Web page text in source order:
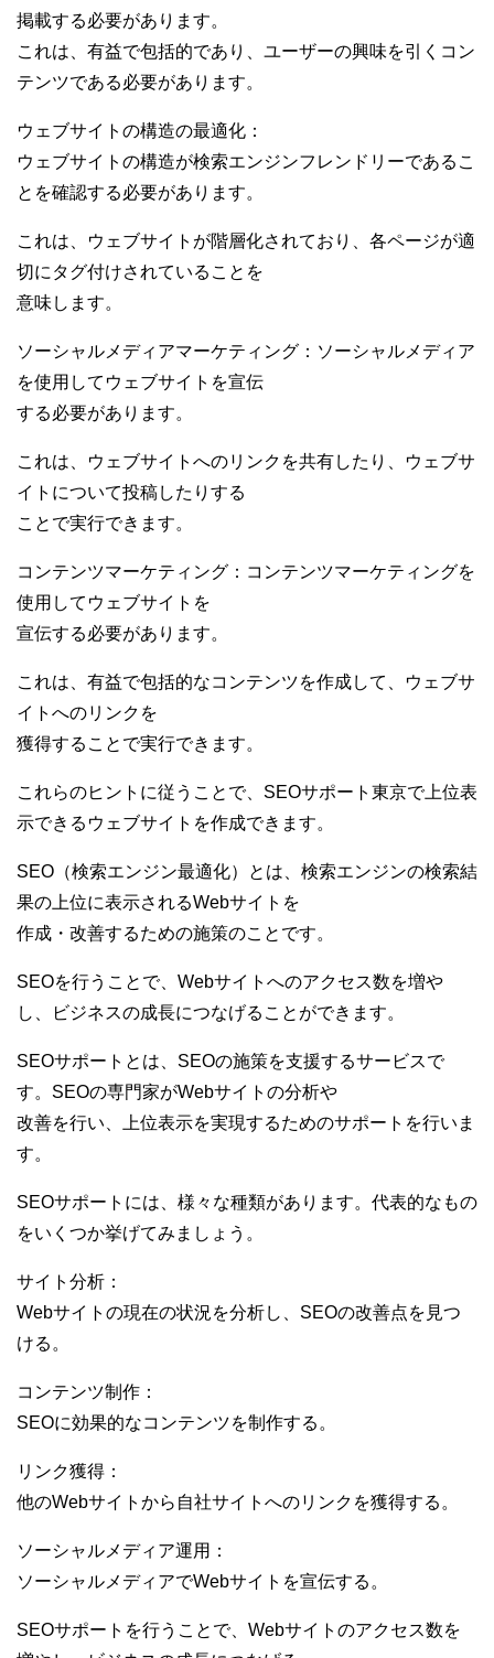
掲載する必要があります。
これは、有益で包括的であり、ユーザーの興味を引くコン
テンツである必要があります。
ウェブサイトの構造の最適化：
ウェブサイトの構造が検索エンジンフレンドリーであるこ
とを確認する必要があります。
これは、ウェブサイトが階層化されており、各ページが適
切にタグ付けされていることを
意味します。
ソーシャルメディアマーケティング：ソーシャルメディア
を使用してウェブサイトを宣伝
する必要があります。
これは、ウェブサイトへのリンクを共有したり、ウェブサ
イトについて投稿したりする
ことで実行できます。
コンテンツマーケティング：コンテンツマーケティングを
使用してウェブサイトを
宣伝する必要があります。
これは、有益で包括的なコンテンツを作成して、ウェブサ
イトへのリンクを
獲得することで実行できます。
これらのヒントに従うことで、SEOサポート東京で上位表
示できるウェブサイトを作成できます。
SEO（検索エンジン最適化）とは、検索エンジンの検索結
果の上位に表示されるWebサイトを
作成・改善するための施策のことです。
SEOを行うことで、Webサイトへのアクセス数を増や
し、ビジネスの成長につなげることができます。
SEOサポートとは、SEOの施策を支援するサービスで
す。SEOの専門家がWebサイトの分析や
改善を行い、上位表示を実現するためのサポートを行いま
す。
SEOサポートには、様々な種類があります。代表的なもの
をいくつか挙げてみましょう。
サイト分析：
Webサイトの現在の状況を分析し、SEOの改善点を見つ
ける。
コンテンツ制作：
SEOに効果的なコンテンツを制作する。
リンク獲得：
他のWebサイトから自社サイトへのリンクを獲得する。
ソーシャルメディア運用：
ソーシャルメディアでWebサイトを宣伝する。
SEOサポートを行うことで、Webサイトのアクセス数を